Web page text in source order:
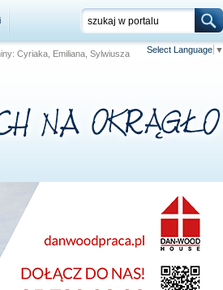
Cyriaka, Emiliana, Sylwiusza Select Language ▼